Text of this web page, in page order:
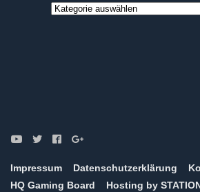
Game
Impressum Datenschutzerklärung
HQ Gaming Board
Hosting by